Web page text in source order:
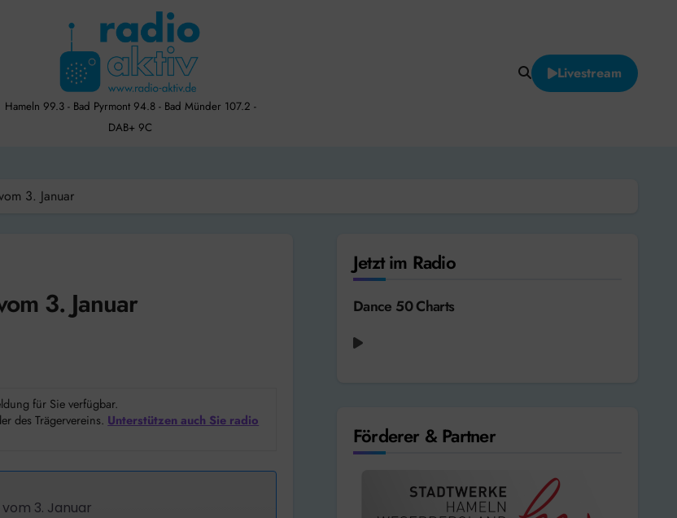
Hameln 99.3 - Bad Pyrmont 94.8 - Bad Münder 107.2 -
DAB+ 9C
Livestream
3. Januar
3. Januar
für Sie verfügbar.
des Trägervereins. Unterstützen auch Sie radio
3. Januar
Jetzt im Radio
Dance 50 Charts
Förderer & Partner